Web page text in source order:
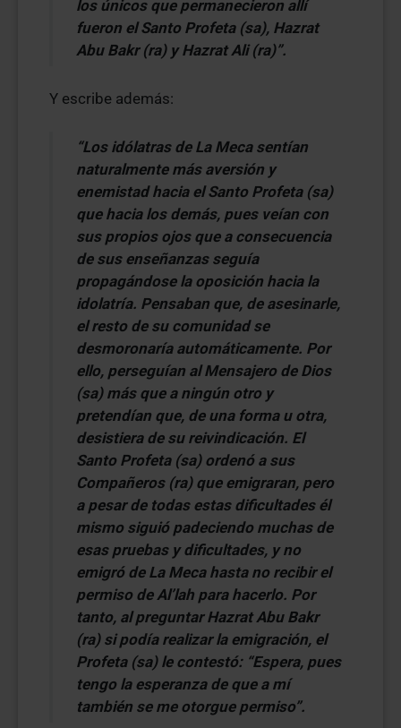
los únicos que permanecieron allí
fueron el Santo Profeta (sa), Hazrat
Abu Bakr (ra) y Hazrat Ali (ra)”.
Y escribe además:
“Los idólatras de La Meca sentían
naturalmente más aversión y
enemistad hacia el Santo Profeta (sa)
que hacia los demás, pues veían con
sus propios ojos que a consecuencia
de sus enseñanzas seguía
propagándose la oposición hacia la
idolatría. Pensaban que, de asesinarle,
el resto de su comunidad se
desmoronaría automáticamente. Por
ello, perseguían al Mensajero de Dios
(sa) más que a ningún otro y
pretendían que, de una forma u otra,
desistiera de su reivindicación. El
Santo Profeta (sa) ordenó a sus
Compañeros (ra) que emigraran, pero
a pesar de todas estas dificultades él
mismo siguió padeciendo muchas de
esas pruebas y dificultades, y no
emigró de La Meca hasta no recibir el
permiso de Al’lah para hacerlo. Por
tanto, al preguntar Hazrat Abu Bakr
(ra) si podía realizar la emigración, el
Profeta (sa) le contestó: “Espera, pues
tengo la esperanza de que a mí
también se me otorgue permiso”.